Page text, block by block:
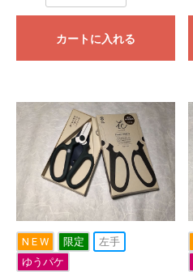
カートに入れる
N E W 限定
左手
ゆうパケ